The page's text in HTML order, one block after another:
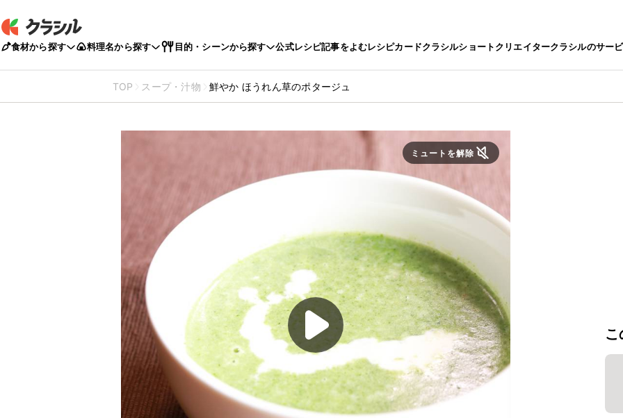
食材から探す 料理名から探す 目的・シーンから探す 公式レシピ記事をよむレシピカードクラシルショートクリエイタークラシルのサー
TOP スープ・汁物 鮮やか ほうれん草のポタージュ
ミュートを解除